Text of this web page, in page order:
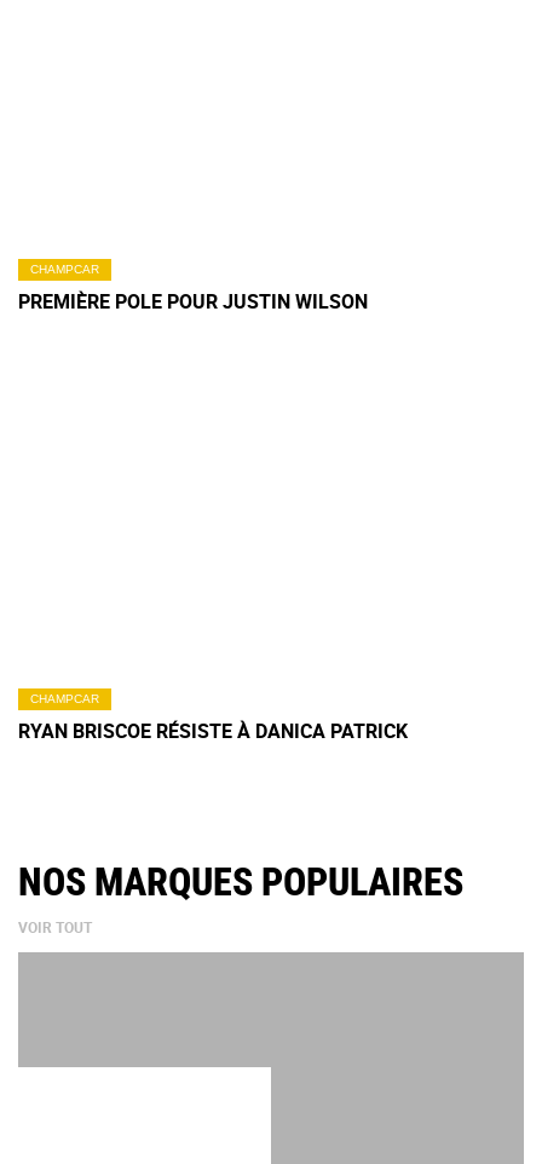
CHAMPCAR
PREMIÈRE POLE POUR JUSTIN WILSON
CHAMPCAR
RYAN BRISCOE RÉSISTE À DANICA PATRICK
NOS MARQUES POPULAIRES
VOIR TOUT